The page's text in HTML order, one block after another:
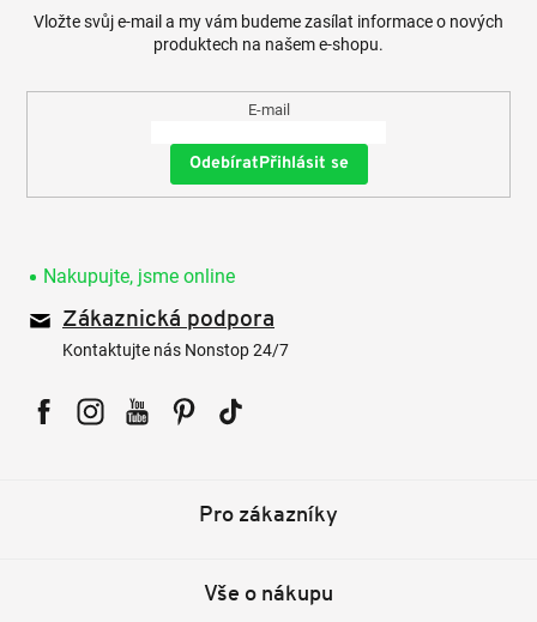
Vložte svůj e-mail a my vám budeme zasílat informace o nových
produktech na našem e-shopu.
E-mail
Přihlásit se
Nakupujte, jsme online
Zákaznická podpora
Kontaktujte nás Nonstop 24/7
Pro zákazníky
Vše o nákupu